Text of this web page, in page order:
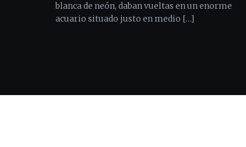
blanca de neón, daban vueltas en un enorme
acuario situado justo en medio […]